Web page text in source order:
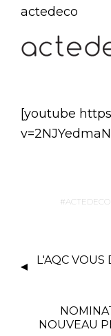
actedeco
[youtube
ACTEDECO
L'AQC VOUS
NOUVEAU